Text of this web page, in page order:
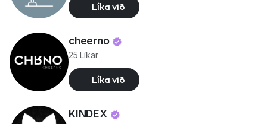
Líka við
cheerno
25 Líkar
Líka við
KINDEX